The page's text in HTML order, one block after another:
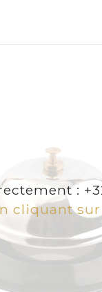
:
cliquant